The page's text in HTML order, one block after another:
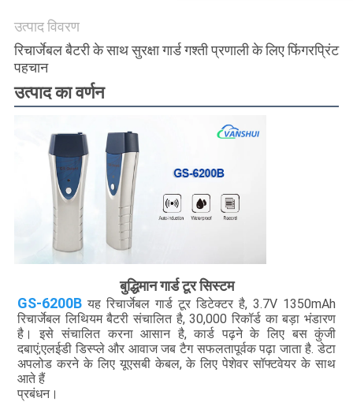
उत्पाद विवरण
रिचार्जेबल बैटरी के साथ सुरक्षा गार्ड गश्ती प्रणाली के लिए फिंगरप्रिंट
पहचान
उत्पाद का वर्णन
बुद्धिमान गार्ड टूर सिस्टम
GS-6200B यह रिचार्जेबल गार्ड टूर डिटेक्टर है, 3.7V 1350mAh
रिचार्जेबल लिथियम बैटरी संचालित है, 30,000 रिकॉर्ड का बड़ा भंडारण
है। इसे संचालित करना आसान है, कार्ड पढ़ने के लिए बस कुंजी
दबाएं;एलईडी डिस्प्ले और आवाज जब टैग सफलतापूर्वक पढ़ा जाता है. डेटा
अपलोड करने के लिए यूएसबी केबल, के लिए पेशेवर सॉफ्टवेयर के साथ
आते हैं
प्रबंधन।